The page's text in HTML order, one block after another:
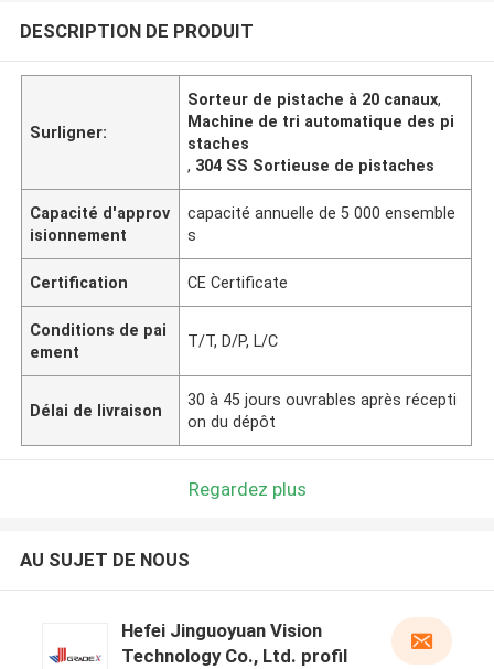
DESCRIPTION DE PRODUIT
Surligner:
Sorteur de pistache à 20 canaux,
Machine de tri automatique des pi
staches
, 304 SS Sortieuse de pistaches
Capacité d'approv
isionnement
capacité annuelle de 5 000 ensemble
s
Certification CE Certificate
Conditions de pai
ement
T/T, D/P, L/C
Délai de livraison
30 à 45 jours ouvrables après récepti
on du dépôt
Regardez plus
AU SUJET DE NOUS
Hefei Jinguoyuan Vision
Technology Co., Ltd. profil